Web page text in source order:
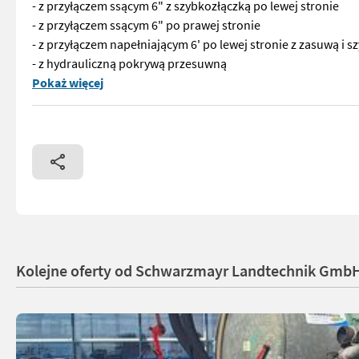
- z przyłączem ssącym 6" z szybkozłączką po lewej stronie
- z przyłączem ssącym 6" po prawej stronie
- z przyłączem napełniającym 6' po lewej stronie z zasuwą i
- z hydrauliczną pokrywą przesuwną
Nr katalogowy: 65390 Cysterna z pompą - z zbiornikiem
Pokaż więcej
Kolejne oferty od Schwarzmayr Landtechnik